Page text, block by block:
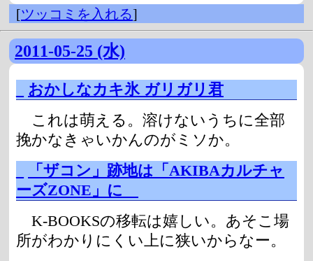
[ツッコミを入れる]
2011-05-25 (水)
おかしなカキ氷 ガリガリ君
これは萌える。溶けないうちに全部
挽かなきゃいかんのがミソか。
「ザコン」跡地は「AKIBAカルチャ
ーズZONE」に
K-BOOKSの移転は嬉しい。あそこ場
所がわかりにくい上に狭いからなー。